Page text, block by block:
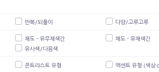
반복/되풀이 다양/고루고루
채도 - 유무채색간 채도 - 유채색간
유사색/다음색
콘트라스트 유형 엑센트 유형 (색상